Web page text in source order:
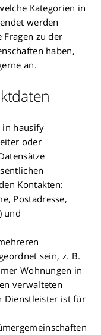
Kategorien in
werden
Fragen zu der
haben,
an.​
in hausify
oder
Kontakten:
Postadresse,
und
sein, z. B.
Wohnungen in
verwalteten
Dienstleister ist für